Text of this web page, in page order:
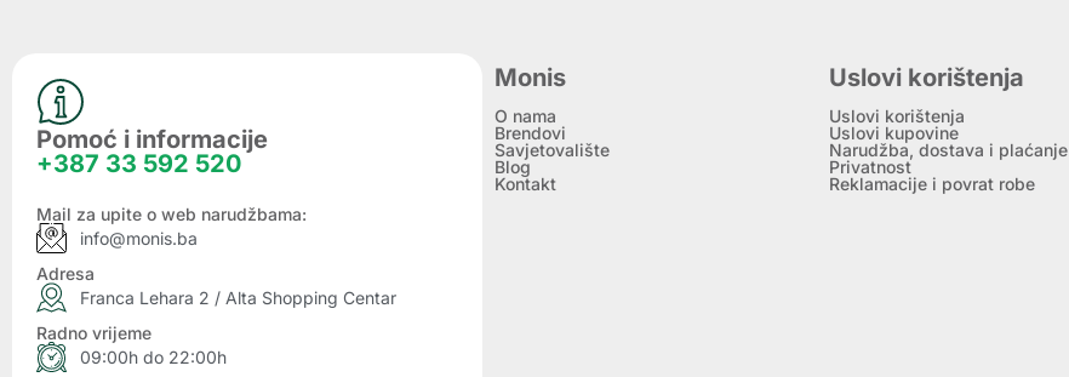
Pomoć i informacije
+387 33 592 520
Mail za upite o web narudžbama:
info@monis.ba
Adresa
Franca Lehara 2 / Alta Shopping Centar
Radno vrijeme
09:00h do 22:00h
Monis
O nama
Brendovi
Savjetovalište
Blog
Kontakt
Uslovi korištenja
Uslovi korištenja
Uslovi kupovine
Narudžba, dostava i plaćanje
Privatnost
Reklamacije i povrat robe